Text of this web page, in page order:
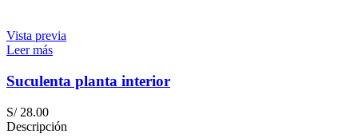
Vista previa
Leer más
Suculenta planta interior
S/28.00
Descripción